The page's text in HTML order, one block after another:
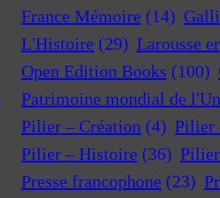
France Mémoire (14)
L'Histoire (29) Larousse
Open Edition Books (100)
Patrimoine mondial de
Pilier – Création (4) Pilier
Pilier – Histoire (36)
Presse francophone (23)